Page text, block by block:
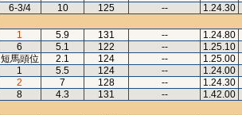
6-3/4 10 125 -- 1.24.30
1 5.9 131 -- 1.24.80
6 5.1 122 -- 1.25.10
短馬頭位 2.1 124 -- 1.25.00
1 5.5 124 -- 1.24.00
2 7 128 -- 1.24.30
8 4.3 131 -- 1.42.00